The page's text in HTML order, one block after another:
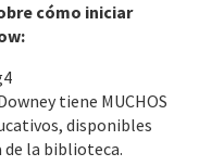
cómo iniciar
tiene MUCHOS
disponibles
la biblioteca.